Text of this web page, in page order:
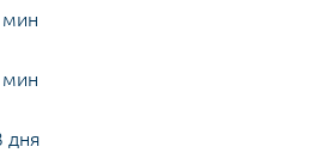
мин
мин
дня